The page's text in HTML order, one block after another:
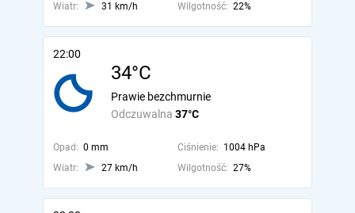
Wiatr:
31 km/h Wilgotność: 22%
22:00
34°C
Odczuwalna 37°C
Prawie bezchmurnie
Opad: 0 mm Ciśnienie: 1004 hPa
Wiatr:
27 km/h Wilgotność: 27%